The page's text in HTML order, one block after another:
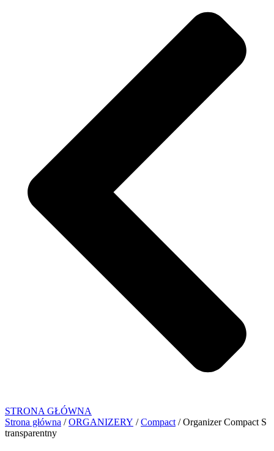
STRONA GŁÓWNA
Strona główna /ORGANIZERY /Compact / Organizer Compact S
transparentny